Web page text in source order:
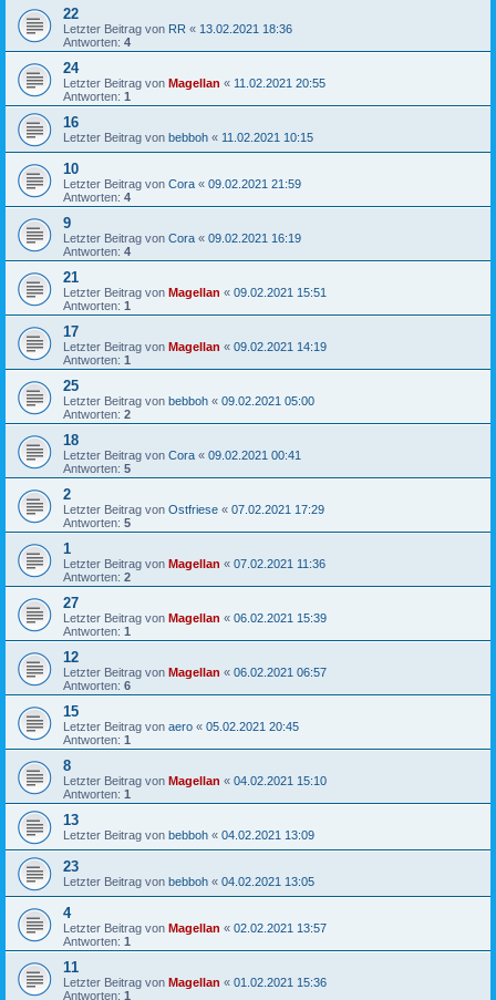
22
Letzter Beitrag von RR « 13.02.2021 18:36
Antworten: 4
24
Letzter Beitrag von Magellan « 11.02.2021 20:55
Antworten: 1
16
Letzter Beitrag von bebboh « 11.02.2021 10:15
10
Letzter Beitrag von Cora « 09.02.2021 21:59
Antworten: 4
9
Letzter Beitrag von Cora « 09.02.2021 16:19
Antworten: 4
21
Letzter Beitrag von Magellan « 09.02.2021 15:51
Antworten: 1
17
Letzter Beitrag von Magellan « 09.02.2021 14:19
Antworten: 1
25
Letzter Beitrag von bebboh « 09.02.2021 05:00
Antworten: 2
18
Letzter Beitrag von Cora « 09.02.2021 00:41
Antworten: 5
2
Letzter Beitrag von Ostfriese « 07.02.2021 17:29
Antworten: 5
1
Letzter Beitrag von Magellan « 07.02.2021 11:36
Antworten: 2
27
Letzter Beitrag von Magellan « 06.02.2021 15:39
Antworten: 1
12
Letzter Beitrag von Magellan « 06.02.2021 06:57
Antworten: 6
15
Letzter Beitrag von aero « 05.02.2021 20:45
Antworten: 1
8
Letzter Beitrag von Magellan « 04.02.2021 15:10
Antworten: 1
13
Letzter Beitrag von bebboh « 04.02.2021 13:09
23
Letzter Beitrag von bebboh « 04.02.2021 13:05
4
Letzter Beitrag von Magellan « 02.02.2021 13:57
Antworten: 1
11
Letzter Beitrag von Magellan « 01.02.2021 15:36
Antworten: 1